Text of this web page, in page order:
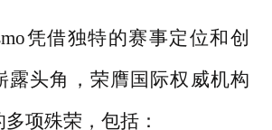
凭借独特的赛事定位和创
露头角，荣膺国际权威机构
多项殊荣，包括：